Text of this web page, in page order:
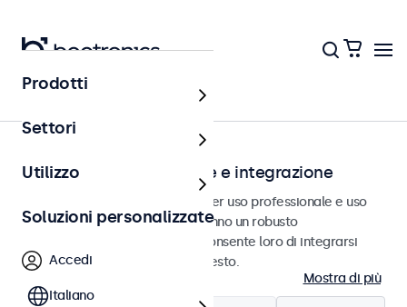
Home
Monitor per installazione e integrazione
Monitor ad incasso progettati per uso professionale e uso
continuativo. Questi monitor hanno un robusto
alloggiamento in metallo che consente loro di integrarsi
perfettamente in qualsiasi contesto.
Mostra di più
Prodotti
Settori
Utilizzo
Soluzioni personalizzate
Accedi
Italiano